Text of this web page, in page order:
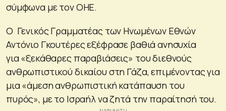
σύμφωνα με τον ΟΗΕ.
Ο Γενικός Γραμματέας των Ηνωμένων Εθνών
Αντόνιο Γκουτέρες εξέφρασε βαθιά ανησυχία
για «ξεκάθαρες παραβιάσεις» του διεθνούς
ανθρωπιστικού δικαίου στη Γάζα, επιμένοντας για
μια «άμεση ανθρωπιστική κατάπαυση του
πυρός», με το Ισραήλ να ζητά την παραίτησή του.